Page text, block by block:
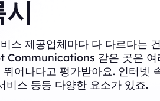
스 제공업체마다 다 다르다는
Communications 같은 곳은 여
뛰어나다고 평가받아요. 인터넷
비스 등등 다양한 요소가 있죠.